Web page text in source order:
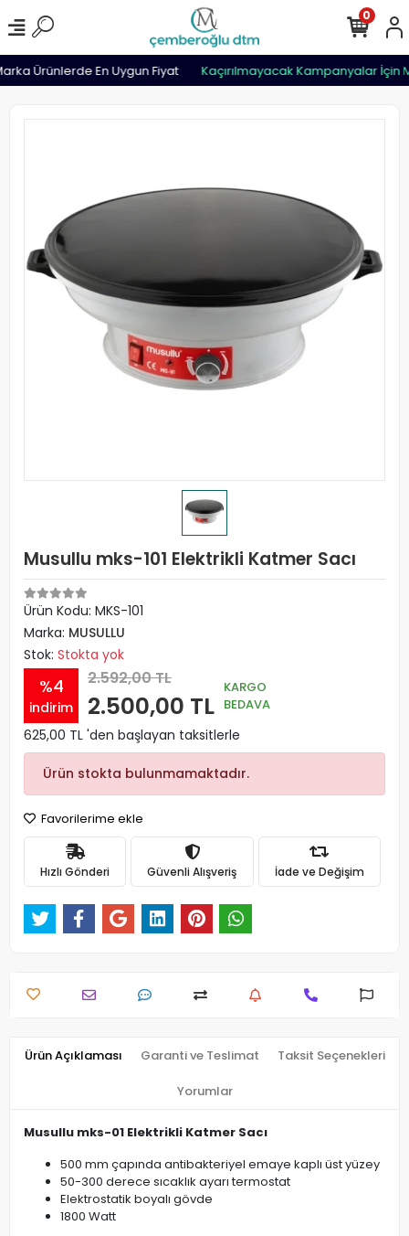
Ürünlerde En Uygun Fiyat Kaçırılmayacak Kampanyalar İçin
0
Musullu mks-101 Elektrikli Katmer Sacı
Ürün Kodu: MKS-101
Marka: MUSULLU
Stok: Stokta yok
%4
indirim
2.592,00 TL
2.500,00 TL
KARGO
BEDAVA
625,00 TL 'den başlayan taksitlerle
Ürün stokta bulunmamaktadır.
Favorilerime ekle
Hızlı Gönderi Güvenli Alışveriş İade ve Değişim
Ürün Açıklaması Garanti ve Teslimat Taksit Seçenekleri
Yorumlar
Musullu mks-01 Elektrikli Katmer Sacı
500 mm çapında antibakteriyel emaye kaplı üst yüzey
50-300 derece sıcaklık ayarı termostat
Elektrostatik boyalı gövde
1800 Watt